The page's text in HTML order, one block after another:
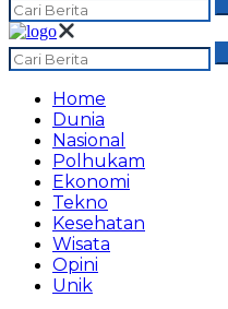
Home
Dunia
Nasional
Polhukam
Ekonomi
Tekno
Kesehatan
Wisata
Opini
Unik